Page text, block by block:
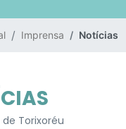
Imprensa Notícias
Torixoréu